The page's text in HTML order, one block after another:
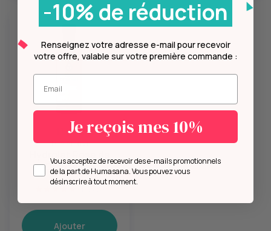
11,16 €
LCA Aroma
Damas bio
Ajouter
-10% de réduction
Renseignez votre adresse e-mail pour recevoir
votre offre, valable sur votre première commande :
Entrez votre mail.
Je reçois mes 10%
Opt inVous acceptez de recevoir des e-mails promotionnels
de la part de Humasana. Vous pouvez vous
désinscrire à tout moment.